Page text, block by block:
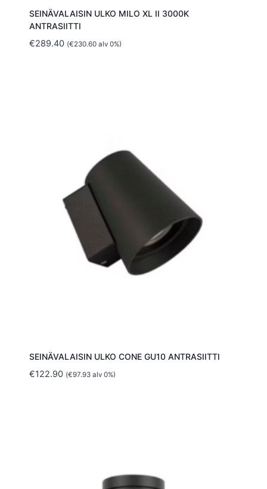
SEINÄVALAISIN ULKO MILO XL II 3000K
ANTRASIITTI
€289.40 (€230.60alv 0%)
SEINÄVALAISIN ULKO CONE GU10 ANTRASIITTI
€122.90 (€97.93alv 0%)